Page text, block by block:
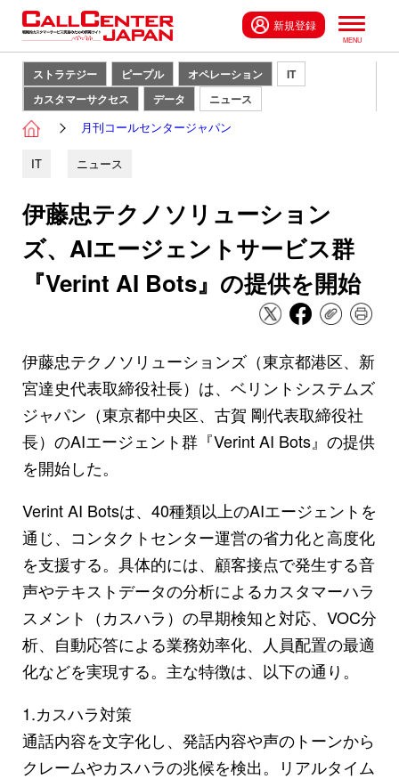
新規登録
ストラテジー ピープル オペレーション
IT
カスタマーサクセス
データ ニュース
月刊コールセンタージャパン
IT ニュース
伊藤忠テクノソリューション
ズ、AIエージェントサービス群
『Verint AI Bots』の提供を開始
伊藤忠テクノソリューションズ（東京都港区、新
宮達史代表取締役社長）は、ベリントシステムズ
ジャパン（東京都中央区、古賀 剛代表取締役社
長）のAIエージェント群『Verint AI Bots』の提供
を開始した。
Verint AI Botsは、40種類以上のAIエージェントを
通じ、コンタクトセンター運営の省力化と高度化
を支援する。具体的には、顧客接点で発生する音
声やテキストデータの分析によるカスタマーハラ
スメント（カスハラ）の早期検知と対応、VOC分
析、自動応答による業務効率化、人員配置の最適
化などを実現する。主な特徴は、以下の通り。
1.カスハラ対策
通話内容を文字化し、発話内容や声のトーンから
クレームやカスハラの兆候を検出。リアルタイム